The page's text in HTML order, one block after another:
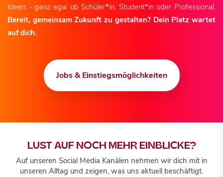
Ideen - ganz egal ob Schüler*in, Student*in oder Professional.
Bereit, gemeinsam Zukunft zu gestalten? Dein Platz wartet
auf dich.
Jobs & Einstiegsmöglichkeiten
LUST AUF NOCH MEHR EINBLICKE?
Auf unseren Social Media Kanälen nehmen wir dich mit in
unseren Alltag und zeigen, was uns aktuell beschäftigt.